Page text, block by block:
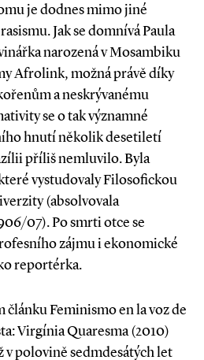
je dodnes mimo jiné
Jak se domnívá Paula
narozená v Mosambiku
Afrolink, možná právě díky
a neskrývanému
se o tak významné
hnutí několik desetiletí
příliš nemluvilo. Byla
vystudovaly Filosofickou
(absolvovala
07). Po smrti otce se
zájmu i ekonomické
reportérka.
článku Feminismo en la voz de
Virgínia Quaresma (2010)
polovině sedmdesátých let